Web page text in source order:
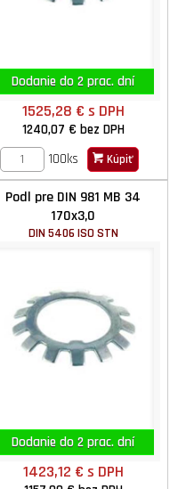
Dodanie do 2 prac. dní
1525,28 € s DPH
1240,07 € bez DPH
100ks
Kúpiť
Podl pre DIN 981 MB 34
170x3,0
DIN 5406 ISO STN
Dodanie do 2 prac. dní
1423,12 € s DPH